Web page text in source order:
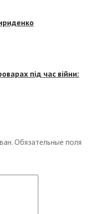
під час війни:
Обязательные поля